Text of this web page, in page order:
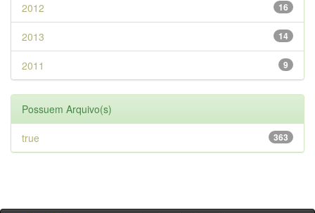
16
2012
14
2013
9
2011
Possuem Arquivo(s)
363
true